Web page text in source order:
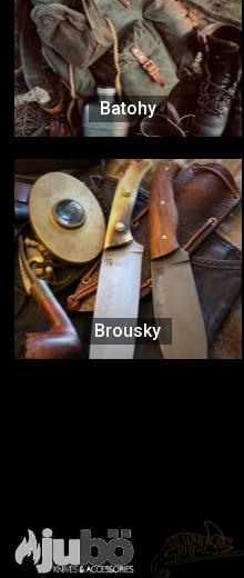
Batohy
Brousky